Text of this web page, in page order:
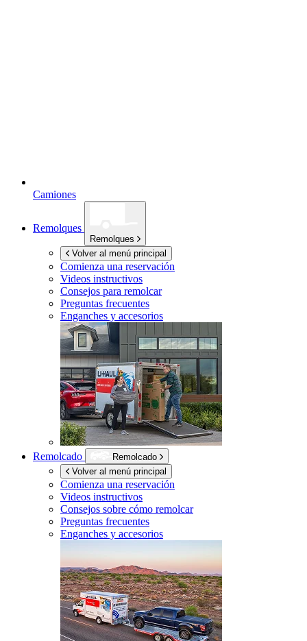
Camiones
Remolques
Remolques
Volver al menú principal
Comienza una reservación
Videos instructivos
Consejos para remolcar
Preguntas frecuentes
Enganches y accesorios
Remolcado
Remolcado
Volver al menú principal
Comienza una reservación
Videos instructivos
Consejos sobre cómo remolcar
Preguntas frecuentes
Enganches y accesorios